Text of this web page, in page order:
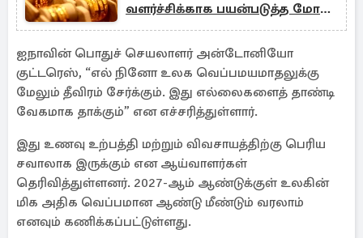
வளர்ச்சிக்காக பயன்படுத்த மோடி
திட்டம்
ஐநாவின் பொதுச் செயலாளர் அன்டோனியோ
குட்டரெஸ், “எல் நினோ உலக வெப்பமயமாதலுக்கு
மேலும் தீவிரம் சேர்க்கும். இது எல்லைகளைத் தாண்டி
வேகமாக தாக்கும்” என எச்சரித்துள்ளார்.
இது உணவு உற்பத்தி மற்றும் விவசாயத்திற்கு பெரிய
சவாலாக இருக்கும் என ஆய்வாளர்கள்
தெரிவித்துள்ளனர். 2027-ஆம் ஆண்டுக்குள் உலகின்
மிக அதிக வெப்பமான ஆண்டு மீண்டும் வரலாம்
எனவும் கணிக்கப்பட்டுள்ளது.